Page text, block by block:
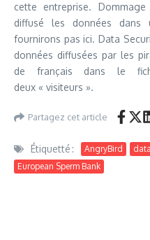
cette entreprise.
diffusé les données
fournirons pas ici. Data
données diffusées par les
de français dans le
deux « visiteurs ».
Partagez cet article
Étiquetté : AngryBird
European Sperm Bank